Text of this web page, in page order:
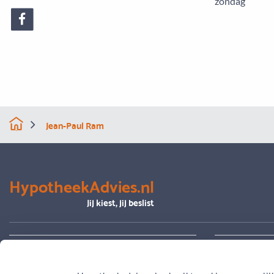
Jean-Paul Ram
HypotheekAdvies.nl
Jij kiest, jij beslist